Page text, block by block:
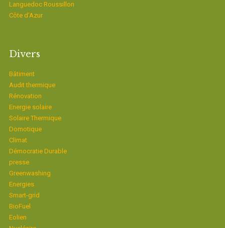
Languedoc Roussillon
Côte d’Azur
Divers
Bâtiment
Audit thermique
Rénovation
Energie solaire
Solaire Thermique
Domotique
Climat
Démocratie Durable
presse
Greenwashing
Energies
Smart-grid
BioFuel
Eolien